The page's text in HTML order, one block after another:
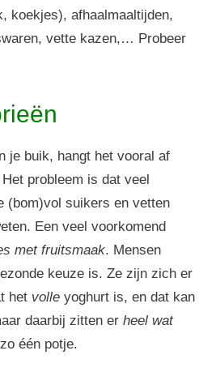
koekjes), afhaalmaaltijden,
vette kazen,… Probeer
je buik, hangt het vooral af
probleem is dat veel
(bom)vol suikers en vetten
Een veel voorkomend
met fruitsmaak. Mensen
keuze is. Ze zijn zich er
het volle yoghurt is, en dat kan
daarbij zitten er heel wat
één potje.